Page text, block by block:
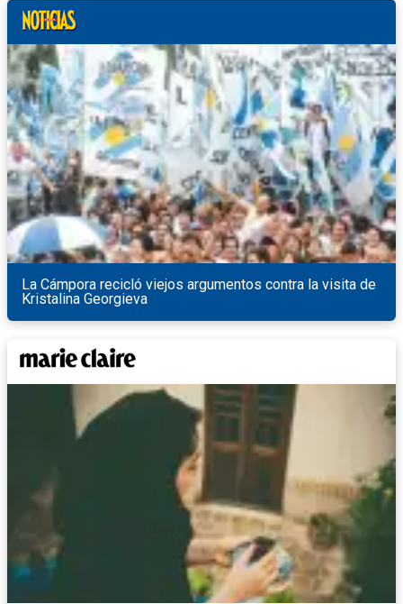
La Cámpora recicló viejos argumentos contra la visita de
Kristalina Georgieva